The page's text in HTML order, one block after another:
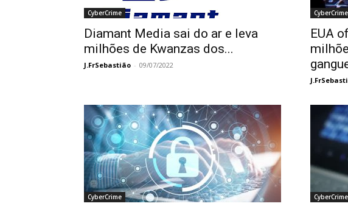
CyberCrime
Diamant Media sai do ar e leva
milhões de Kwanzas dos...
J.FrSebastião - 09/07/2022
CyberCrime
EUA
CyberCrime CyberCrime